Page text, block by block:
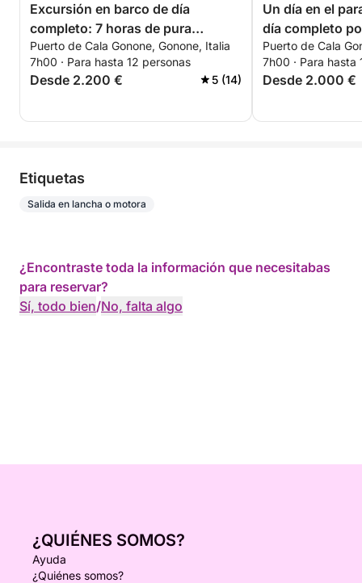
Excursión en barco de día
completo: 7 horas de pura
felicidad en el Golfo de Orosei
(D34)
Puerto de Cala Gonone, Gonone, Italia
7h00 · Para hasta 12 personas
Desde 2.200 € 5 (14)
Un día en el
día completo
Orosei (D29)
Puerto de Cala
7h00 · Para hasta
Desde 2.000 €
Etiquetas
Salida en lancha o motora
¿Encontraste toda la información que necesitabas
para reservar?
Sí, todo bien/No, falta algo
¿QUIÉNES SOMOS?
Ayuda
¿Quiénes somos?